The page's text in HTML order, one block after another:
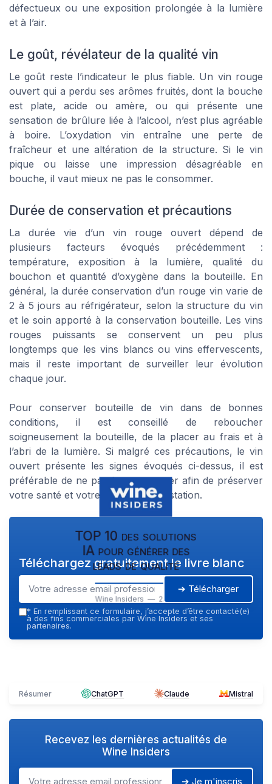
défectueux ou une exposition prolongée à la lumière
et à l’air.
Le goût, révélateur de la qualité vin
Le goût reste l’indicateur le plus fiable. Un vin rouge
ouvert qui a perdu ses arômes fruités, dont la bouche
est plate, acide ou amère, ou qui présente une
sensation de brûlure liée à l’alcool, n’est plus agréable
à boire. L’oxydation vin entraîne une perte de
fraîcheur et une altération de la structure. Si le vin
pique ou laisse une impression désagréable en
bouche, il vaut mieux ne pas le consommer.
Durée de conservation et précautions
La durée vie d’un vin rouge ouvert dépend de
plusieurs facteurs évoqués précédemment :
température, exposition à la lumière, qualité du
bouchon et quantité d’oxygène dans la bouteille. En
général, la durée conservation d’un rouge vin varie de
2 à 5 jours au réfrigérateur, selon la structure du vin
et le soin apporté à la conservation bouteille. Les vins
rouges puissants se conservent un peu plus
longtemps que les vins blancs ou vins effervescents,
mais il reste important de surveiller leur évolution
chaque jour.
Pour conserver bouteille de vin dans de bonnes
conditions, il est conseillé de reboucher
soigneusement la bouteille, de la placer au frais et à
l’abri de la lumière. Si malgré ces précautions, le vin
ouvert présente les signes évoqués ci-dessus, il est
préférable de ne pas le consommer afin de préserver
votre santé et votre plaisir de dégustation.
TOP 10 des solutions
IA pour générer des
leads de qualité
Wine Insiders — 2026
Téléchargez gratuitement le livre blanc
➔ Télécharger
* En remplissant ce formulaire, j’accepte d’être contacté(e)
à des fins commerciales par Wine Insiders et ses
partenaires.
Résumer ChatGPT Claude Mistral
Recevez les dernières actualités de
Wine Insiders
➔ Je m'inscris